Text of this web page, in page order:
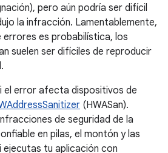
pero aún podría ser difícil
la infracción. Lamentablemente,
es probabilística, los
suelen ser difíciles de reproducir
el error afecta dispositivos de
(HWASan).
de seguridad de la
en pilas, el montón y las
ejecutas tu aplicación con